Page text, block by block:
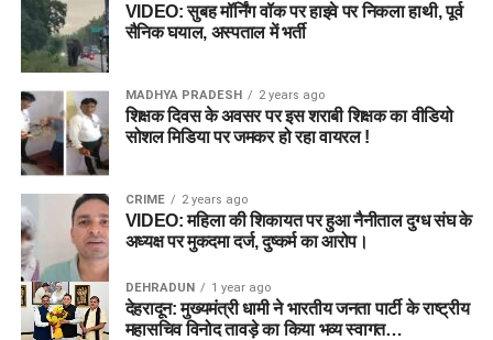
VIDEO: सुबह मॉर्निंग वॉक पर हाइवे पर निकला हाथी, पूर्व
सैनिक घयाल, अस्पताल में भर्ती
MADHYA PRADESH 2 years ago
शिक्षक दिवस के अवसर पर इस शराबी शिक्षक का वीडियो
सोशल मिडिया पर जमकर हो रहा वायरल !
CRIME 2 years ago
VIDEO: महिला की शिकायत पर हुआ नैनीताल दुग्ध संघ के
अध्यक्ष पर मुकदमा दर्ज, दुष्कर्म का आरोप।
DEHRADUN 1 year ago
देहरादून: मुख्यमंत्री धामी ने भारतीय जनता पार्टी के राष्ट्रीय
महासचिव विनोद तावड़े का किया भव्य स्वागत…